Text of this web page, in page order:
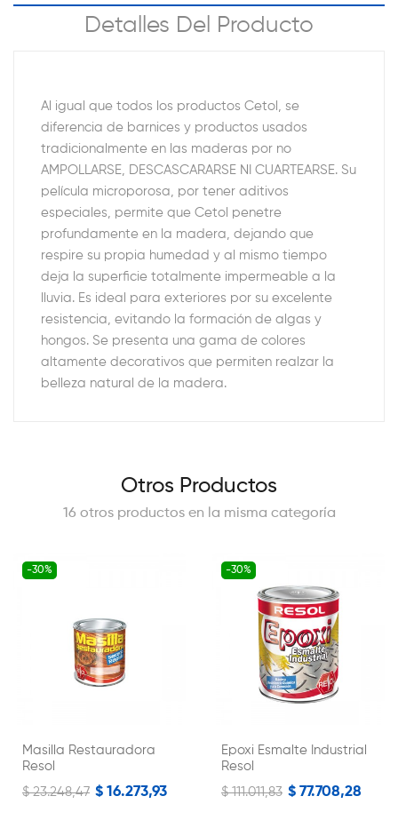
Detalles Del Producto
Al igual que todos los productos Cetol, se
diferencia de barnices y productos usados
tradicionalmente en las maderas por no
AMPOLLARSE, DESCASCARARSE NI CUARTEARSE. Su
película microporosa, por tener aditivos
especiales, permite que Cetol penetre
profundamente en la madera, dejando que
respire su propia humedad y al mismo tiempo
deja la superficie totalmente impermeable a la
lluvia. Es ideal para exteriores por su excelente
resistencia, evitando la formación de algas y
hongos. Se presenta una gama de colores
altamente decorativos que permiten realzar la
belleza natural de la madera.
Otros Productos
16 otros productos en la misma categoría
-30%
Masilla Restauradora
Resol
$ 23.248,47 $ 16.273,93
-30%
Epoxi Esmalte Industrial
Resol
$ 111.011,83 $ 77.708,28